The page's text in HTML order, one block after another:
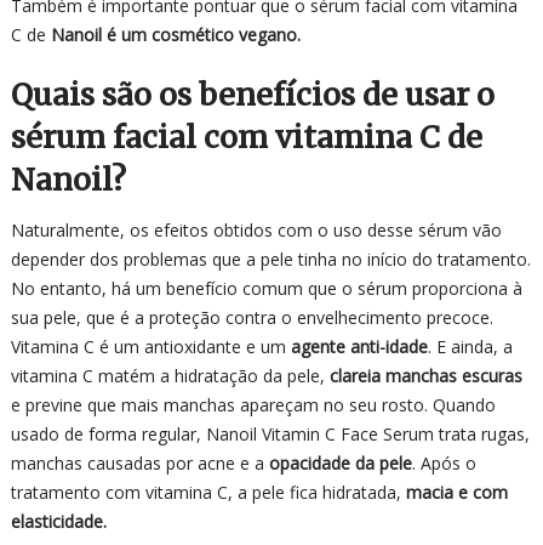
Também é importante pontuar que o sérum facial com vitamina
C de Nanoil é um cosmético vegano.
Quais são os benefícios de usar o
sérum facial com vitamina C de
Nanoil?
Naturalmente, os efeitos obtidos com o uso desse sérum vão
depender dos problemas que a pele tinha no início do tratamento.
No entanto, há um benefício comum que o sérum proporciona à
sua pele, que é a proteção contra o envelhecimento precoce.
Vitamina C é um antioxidante e um agente anti-idade. E ainda, a
vitamina C matém a hidratação da pele, clareia manchas escuras
e previne que mais manchas apareçam no seu rosto. Quando
usado de forma regular, Nanoil Vitamin C Face Serum trata rugas,
manchas causadas por acne e a opacidade da pele. Após o
tratamento com vitamina C, a pele fica hidratada, macia e com
elasticidade.